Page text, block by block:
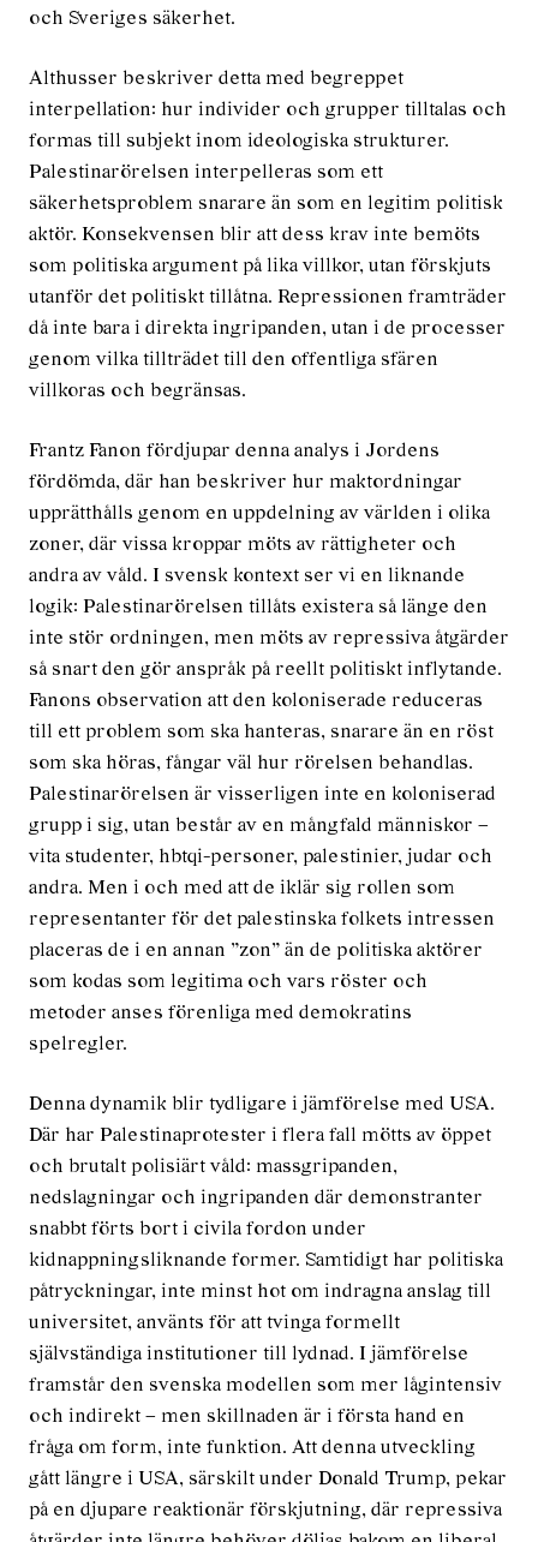
och Sveriges säkerhet.
Althusser beskriver detta med begreppet
interpellation: hur individer och grupper tilltalas och
formas till subjekt inom ideologiska strukturer.
Palestinarörelsen interpelleras som ett
säkerhetsproblem snarare än som en legitim politisk
aktör. Konsekvensen blir att dess krav inte bemöts
som politiska argument på lika villkor, utan förskjuts
utanför det politiskt tillåtna. Repressionen framträder
då inte bara i direkta ingripanden, utan i de processer
genom vilka tillträdet till den offentliga sfären
villkoras och begränsas.
Frantz Fanon fördjupar denna analys i Jordens
fördömda, där han beskriver hur maktordningar
upprätthålls genom en uppdelning av världen i olika
zoner, där vissa kroppar möts av rättigheter och
andra av våld. I svensk kontext ser vi en liknande
logik: Palestinarörelsen tillåts existera så länge den
inte stör ordningen, men möts av repressiva åtgärder
så snart den gör anspråk på reellt politiskt inflytande.
Fanons observation att den koloniserade reduceras
till ett problem som ska hanteras, snarare än en röst
som ska höras, fångar väl hur rörelsen behandlas.
Palestinarörelsen är visserligen inte en koloniserad
grupp i sig, utan består av en mångfald människor –
vita studenter, hbtqi-personer, palestinier, judar och
andra. Men i och med att de iklär sig rollen som
representanter för det palestinska folkets intressen
placeras de i en annan ”zon” än de politiska aktörer
som kodas som legitima och vars röster och
metoder anses förenliga med demokratins
spelregler.
Denna dynamik blir tydligare i jämförelse med USA.
Där har Palestinaprotester i flera fall mötts av öppet
och brutalt polisiärt våld: massgripanden,
nedslagningar och ingripanden där demonstranter
snabbt förts bort i civila fordon under
kidnappningsliknande former. Samtidigt har politiska
påtryckningar, inte minst hot om indragna anslag till
universitet, använts för att tvinga formellt
självständiga institutioner till lydnad. I jämförelse
framstår den svenska modellen som mer lågintensiv
och indirekt – men skillnaden är i första hand en
fråga om form, inte funktion. Att denna utveckling
gått längre i USA, särskilt under Donald Trump, pekar
på en djupare reaktionär förskjutning, där repressiva